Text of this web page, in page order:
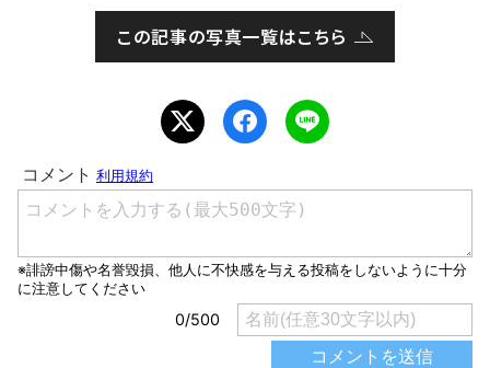
この記事の写真一覧はこちら